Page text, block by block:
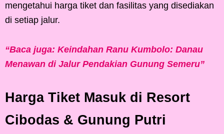
mengetahui harga tiket dan fasilitas yang disediakan
di setiap jalur.
“Baca juga: Keindahan Ranu Kumbolo: Danau
Menawan di Jalur Pendakian Gunung Semeru”
Harga Tiket Masuk di Resort
Cibodas & Gunung Putri